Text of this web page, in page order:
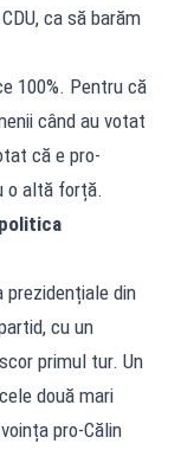
ca să barăm
100%. Pentru că
când au votat
că e pro-
o altă forță.
prezidențiale din
cu un
primul tur. Un
două mari
pro-Călin